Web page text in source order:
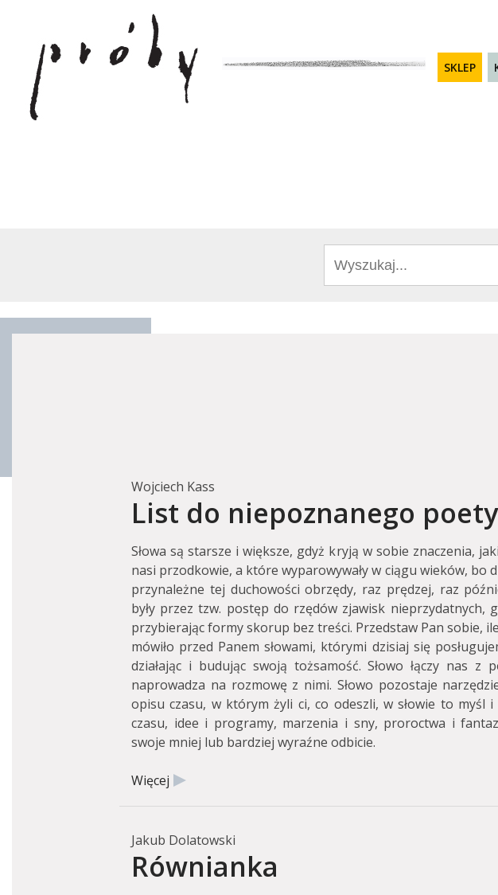
SKLEP
Search
for:
Wojciech Kass
List do niepoznanego
Słowa są starsze i większe, gdyż kryją w sobie znaczenia,
nasi przodkowie, a które wyparowywały w ciągu wieków, bo
przynależne tej duchowości obrzędy, raz prędzej, raz
były przez tzw. postęp do rzędów zjawisk nieprzydatnych,
przybierając formy skorup bez treści. Przedstaw Pan sobie,
mówiło przed Panem słowami, którymi dzisiaj się
działając i budując swoją tożsamość. Słowo łączy nas z
naprowadza na rozmowę z nimi. Słowo pozostaje
opisu czasu, w którym żyli ci, co odeszli, w słowie to myśl
czasu, idee i programy, marzenia i sny, proroctwa i
swoje mniej lub bardziej wyraźne odbicie.
Więcej
Jakub Dolatowski
Równianka